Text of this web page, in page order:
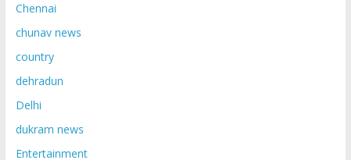
Chennai
chunav news
country
dehradun
Delhi
dukram news
Entertainment